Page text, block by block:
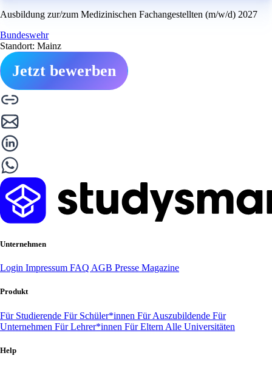
Ausbildung zur/zum Medizinischen Fachangestellten (m/w/d) 2027
Bundeswehr
Standort: Mainz
Jetzt bewerben
Unternehmen
Login Impressum FAQ AGB Presse Magazine
Produkt
Für Studierende Für Schüler*innen Für Auszubildende Für
Unternehmen Für Lehrer*innen Für Eltern Alle Universitäten
Help